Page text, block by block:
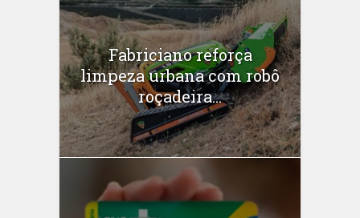
Fabriciano reforça
limpeza urbana com robô
roçadeira...